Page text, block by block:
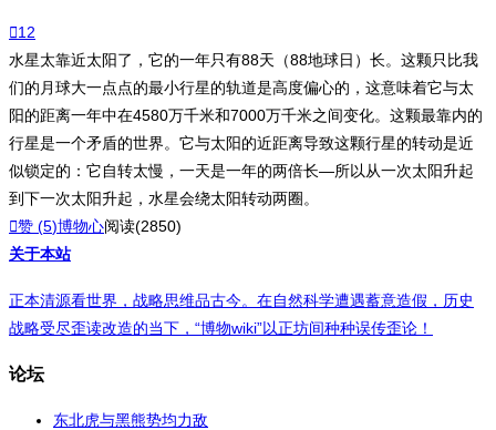
12
水星太靠近太阳了，它的一年只有88天（88地球日）长。这颗只比我
们的月球大一点点的最小行星的轨道是高度偏心的，这意味着它与太
阳的距离一年中在4580万千米和7000万千米之间变化。这颗最靠内的
行星是一个矛盾的世界。它与太阳的近距离导致这颗行星的转动是近
似锁定的：它自转太慢，一天是一年的两倍长—所以从一次太阳升起
到下一次太阳升起，水星会绕太阳转动两圈。
赞 (5)博物心阅读(2850)
关于本站
正本清源看世界，战略思维品古今。在自然科学遭遇蓄意造假，历史
战略受尽歪读改造的当下，“博物wiki”以正坊间种种误传歪论！
论坛
东北虎与黑熊势均力敌